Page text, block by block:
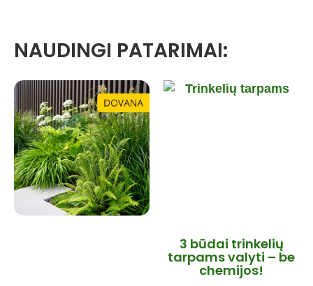
NAUDINGI PATARIMAI:
3 būdai trinkelių
tarpams valyti – be
chemijos!